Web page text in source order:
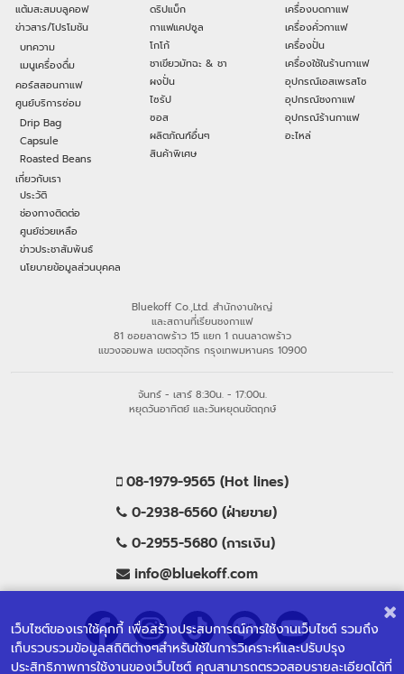
เว็บไซต์ของเราใช้คุกกี้ เพื่อสร้างประสบการณ์การใช้งานเว็บไซต์ รวมถึง
เก็บรวบรวมข้อมูลสถิติต่างๆสำหรับใช้ในการวิเคราะห์และปรับปรุง
ประสิทธิภาพการใช้งานของเว็บไซต์ คุณสามารถตรวจสอบรายละเอียดได้ที่
แต้มสะสมบลูคอฟ
ข่าวสาร/โปรโมชัน
บทความ
เมนูเครื่องดื่ม
คอร์สสอนกาแฟ
ศูนย์บริการซ่อม
Drip Bag
Capsule
Roasted Beans
เกี่ยวกับเรา
ประวัติ
ช่องทางติดต่อ
ศูนย์ช่วยเหลือ
ข่าวประชาสัมพันธ์
นโยบายข้อมูลส่วนบุคคล
ดริปแบ็ก
กาแฟแคปซูล
โกโก้
ชาเขียวมัทฉะ & ชา
ผงปั่น
ไซรัป
ซอส
ผลิตภัณฑ์อื่นๆ
สินค้าพิเศษ
เครื่องบดกาแฟ
เครื่องคั่วกาแฟ
เครื่องปั่น
เครื่องใช้ในร้านกาแฟ
อุปกรณ์เอสเพรสโซ
อุปกรณ์ชงกาแฟ
อุปกรณ์ร้านกาแฟ
อะไหล่
Bluekoff Co.,Ltd. สำนักงานใหญ่
และสถานที่เรียนชงกาแฟ
81 ซอยลาดพร้าว 15 แยก 1 ถนนลาดพร้าว
แขวงจอมพล เขตจตุจักร กรุงเทพมหานคร 10900
จันทร์ - เสาร์ 8:30น. - 17:00น.
หยุดวันอาทิตย์ และวันหยุดนขัตฤกษ์
08-1979-9565 (Hot lines)
0-2938-6560 (ฝ่ายขาย)
0-2955-5680 (การเงิน)
info@bluekoff.com